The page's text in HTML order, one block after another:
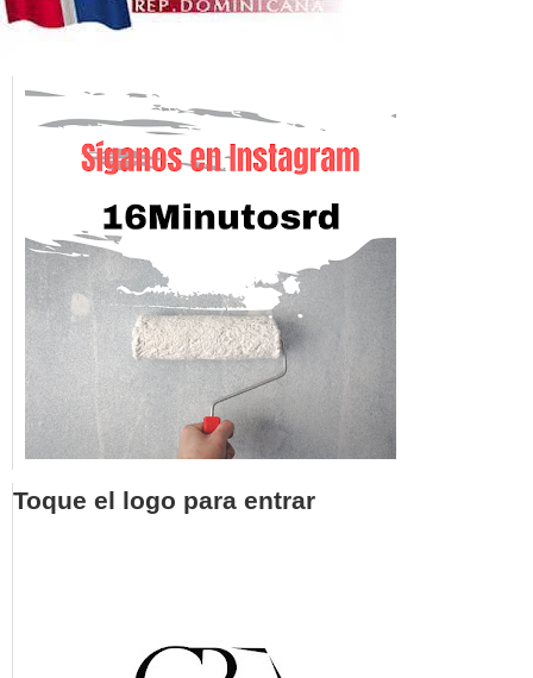
Toque el logo para entrar